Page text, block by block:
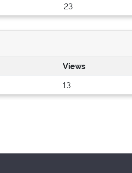
23
Views
13